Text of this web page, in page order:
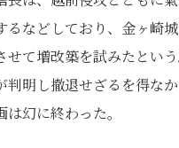
るなどしており、金ヶ崎
せて増改築を試みたとい
判明し撤退せざるを得なか
幻に終わった。